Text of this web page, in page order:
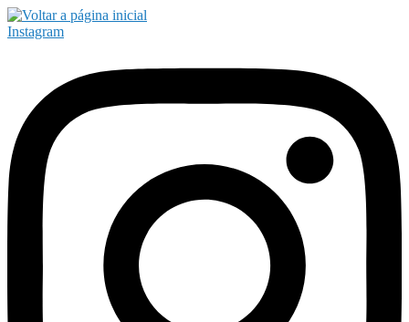
Instagram